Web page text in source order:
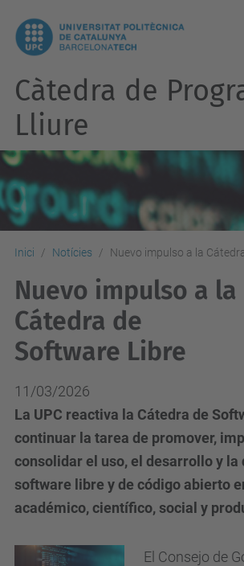
Càtedra de
Lliure
Inici Notícies Nuevo impulso a la
Nuevo impulso a la
Cátedra de
Software Libre
11/03/2026
La UPC reactiva la Cátedra de
continuar la tarea de promover,
consolidar el uso, el desarrollo y la
software libre y de código abierto
académico, científico, social y
El Consejo de